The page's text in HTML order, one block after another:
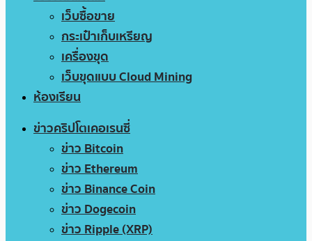
เว็บซื้อขาย
กระเป๋าเก็บเหรียญ
เครื่องขุด
เว็บขุดแบบ Cloud Mining
ห้องเรียน
ข่าวคริปโตเคอเรนซี่
ข่าว Bitcoin
ข่าว Ethereum
ข่าว Binance Coin
ข่าว Dogecoin
ข่าว Ripple (XRP)